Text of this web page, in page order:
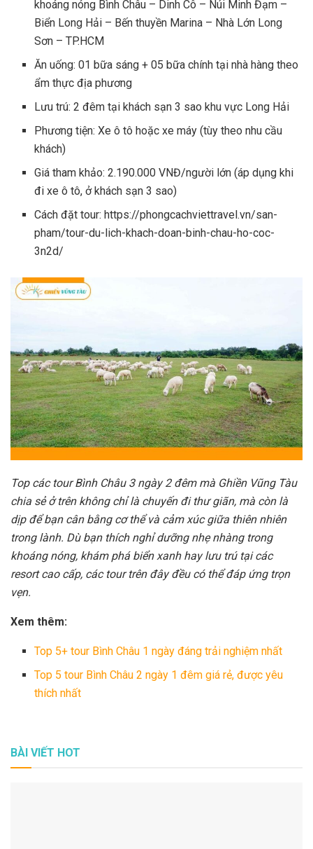
khoáng nóng Bình Châu – Dinh Cô – Núi Minh Đạm –
Biển Long Hải – Bến thuyền Marina – Nhà Lớn Long
Sơn – TP.HCM
Ăn uống: 01 bữa sáng + 05 bữa chính tại nhà hàng theo
ẩm thực địa phương
Lưu trú: 2 đêm tại khách sạn 3 sao khu vực Long Hải
Phương tiện: Xe ô tô hoặc xe máy (tùy theo nhu cầu
khách)
Giá tham khảo: 2.190.000 VNĐ/người lớn (áp dụng khi
đi xe ô tô, ở khách sạn 3 sao)
Cách đặt tour: https://phongcachviettravel.vn/san-
pham/tour-du-lich-khach-doan-binh-chau-ho-coc-
3n2d/
Top các tour Bình Châu 3 ngày 2 đêm mà Ghiền Vũng Tàu
chia sẻ ở trên không chỉ là chuyến đi thư giãn, mà còn là
dịp để bạn cân bằng cơ thể và cảm xúc giữa thiên nhiên
trong lành. Dù bạn thích nghỉ dưỡng nhẹ nhàng trong
khoáng nóng, khám phá biển xanh hay lưu trú tại các
resort cao cấp, các tour trên đây đều có thể đáp ứng trọn
vẹn.
Xem thêm:
Top 5+ tour Bình Châu 1 ngày đáng trải nghiệm nhất
Top 5 tour Bình Châu 2 ngày 1 đêm giá rẻ, được yêu
thích nhất
BÀI VIẾT HOT